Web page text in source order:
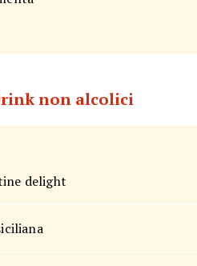
non alcolici
delight